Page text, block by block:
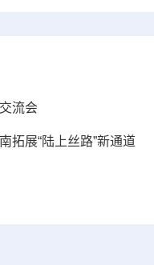
流会
拓展“陆上丝路”新通道